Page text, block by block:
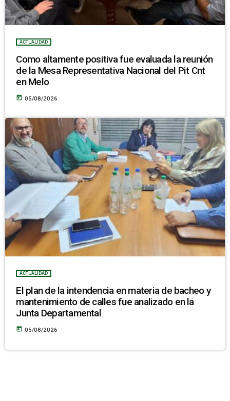
ACTUALIDAD
Como altamente positiva fue evaluada la reunión
de la Mesa Representativa Nacional del Pit Cnt
en Melo
today 05/08/2026
ACTUALIDAD
El plan de la intendencia en materia de bacheo y
mantenimiento de calles fue analizado en la
Junta Departamental
today 05/08/2026